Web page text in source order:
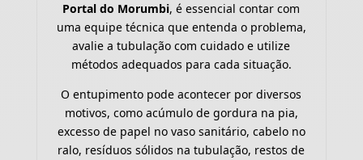
Portal do Morumbi, é essencial contar com
uma equipe técnica que entenda o problema,
avalie a tubulação com cuidado e utilize
métodos adequados para cada situação.
O entupimento pode acontecer por diversos
motivos, como acúmulo de gordura na pia,
excesso de papel no vaso sanitário, cabelo no
ralo, resíduos sólidos na tubulação, restos de